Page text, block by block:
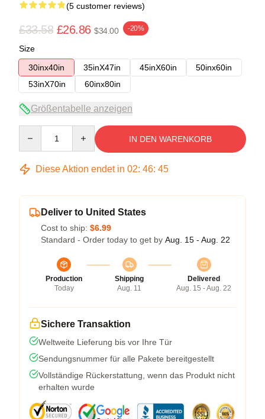
(5 customer reviews)
£33.58 £26.86 $34.00 -20%
Size
30inx40in
35inX47in 45inX60in
50inx60in
53inX70in
60inx80in
Größentabelle anzeigen
IN DEN WARENKORB
Diese Aktion endet in 02: 46: 45
Deliver to United States
Cost to ship: $6.99
Standard - Order today to get by Aug. 15 - Aug. 22
Production
Today
Shipping
Aug. 11
Delivered
Aug. 15 - Aug. 22
Sichere Transaktion
Weltweite Lieferung bis vor Ihre Tür
Sendungsnummer für alle Pakete bereitgestellt
Vollständige Rückerstattung, wenn das Produkt nicht
erhalten wurde